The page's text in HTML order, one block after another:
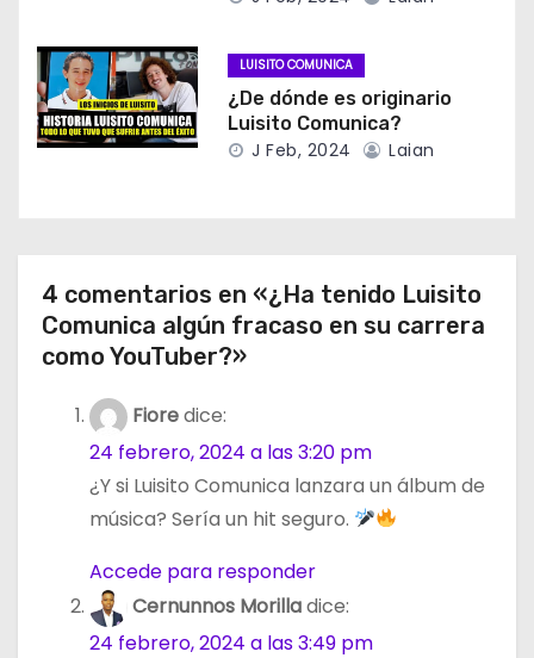
LUISITO COMUNICA
¿De dónde es originario
Luisito Comunica?
J Feb, 2024 Laian
4 comentarios en «¿Ha tenido Luisito
Comunica algún fracaso en su carrera
como YouTuber?»
Fioredice:
24 febrero, 2024 a las 3:20 pm
¿Y si Luisito Comunica lanzara un álbum de
música? Sería un hit seguro.
Accede para responder
Cernunnos Morilladice:
24 febrero, 2024 a las 3:49 pm